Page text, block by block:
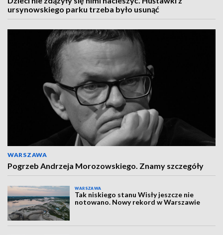
ursynowskiego parku trzeba było usunąć
WARSZAWA
Pogrzeb Andrzeja Morozowskiego. Znamy szczegóły
WARSZAWA
Tak niskiego stanu Wisły jeszcze nie
notowano. Nowy rekord w Warszawie